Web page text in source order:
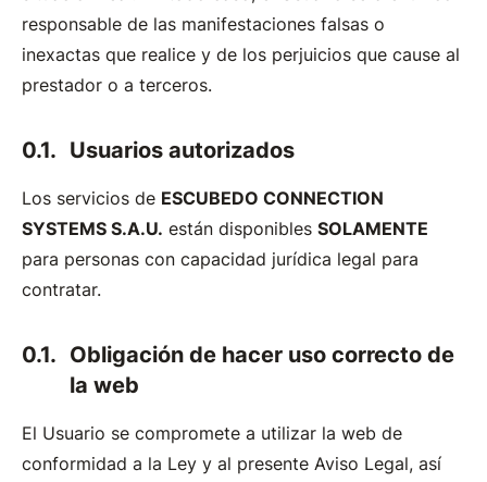
responsable de las manifestaciones falsas o
inexactas que realice y de los perjuicios que cause al
prestador o a terceros.
Usuarios autorizados
Los servicios de ESCUBEDO CONNECTION
SYSTEMS S.A.U. están disponibles SOLAMENTE
para personas con capacidad jurídica legal para
contratar.
Obligación de hacer uso correcto de
la web
El Usuario se compromete a utilizar la web de
conformidad a la Ley y al presente Aviso Legal, así